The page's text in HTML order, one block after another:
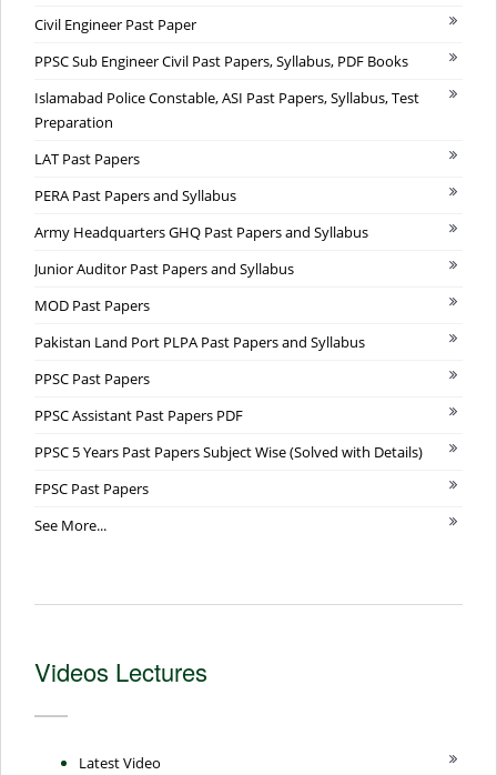
Civil Engineer Past Paper
PPSC Sub Engineer Civil Past Papers, Syllabus, PDF Books
Islamabad Police Constable, ASI Past Papers, Syllabus, Test
Preparation
LAT Past Papers
PERA Past Papers and Syllabus
Army Headquarters GHQ Past Papers and Syllabus
Junior Auditor Past Papers and Syllabus
MOD Past Papers
Pakistan Land Port PLPA Past Papers and Syllabus
PPSC Past Papers
PPSC Assistant Past Papers PDF
PPSC 5 Years Past Papers Subject Wise (Solved with Details)
FPSC Past Papers
See More...
Videos Lectures
Latest Video